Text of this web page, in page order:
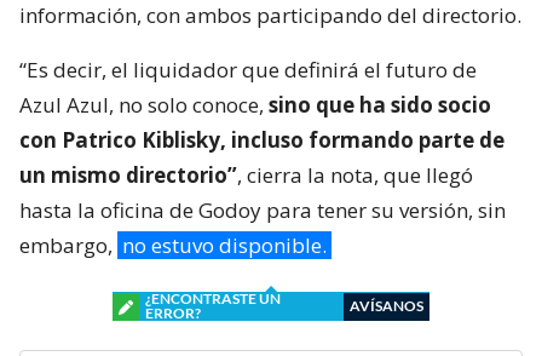
información, con ambos participando del directorio.
“Es decir, el liquidador que definirá el futuro de
Azul Azul, no solo conoce, sino que ha sido socio
con Patrico Kiblisky, incluso formando parte de
un mismo directorio”, cierra la nota, que llegó
hasta la oficina de Godoy para tener su versión, sin
embargo, no estuvo disponible.
¿ENCONTRASTE UN
ERROR?
AVÍSANOS